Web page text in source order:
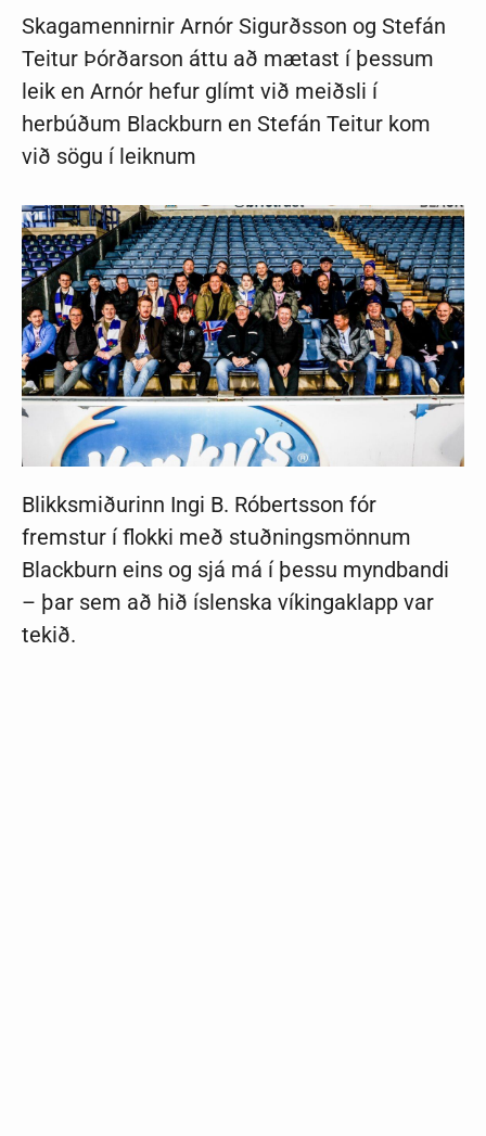
Skagamennirnir Arnór Sigurðsson og Stefán
Teitur Þórðarson áttu að mætast í þessum
leik en Arnór hefur glímt við meiðsli í
herbúðum Blackburn en Stefán Teitur kom
við sögu í leiknum
Blikksmiðurinn Ingi B. Róbertsson fór
fremstur í flokki með stuðningsmönnum
Blackburn eins og sjá má í þessu myndbandi
– þar sem að hið íslenska víkingaklapp var
tekið.